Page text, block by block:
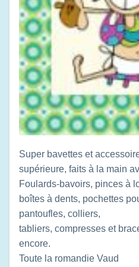
Super bavettes et
supérieure, faits à la main
Foulards-bavoirs, pinces à
boîtes à dents, pochettes
pantoufles, colliers,
tabliers, compresses et
encore.
Toute la romandie Vaud